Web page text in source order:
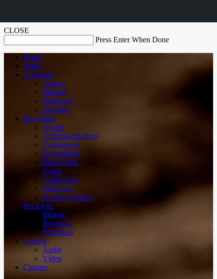
CLOSE
Press Enter When Done
Home
Sobre
Conteúdo
Artigos
Palestra
Reflexões
Sermões
Por Temas
Aborto
Atributos de Deus
Colossenses
Eclesiologia
Ética Cristã
Graça
Justificação
Liderança
Namoro Cristão
Por Livro
Mateus
Romanos
Filipenses
Galeria
Áudio
Vídeo
Contato